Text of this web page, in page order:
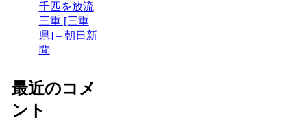
千匹を放流
三重 [三重
県] – 朝日新
聞
最近のコメ
ント